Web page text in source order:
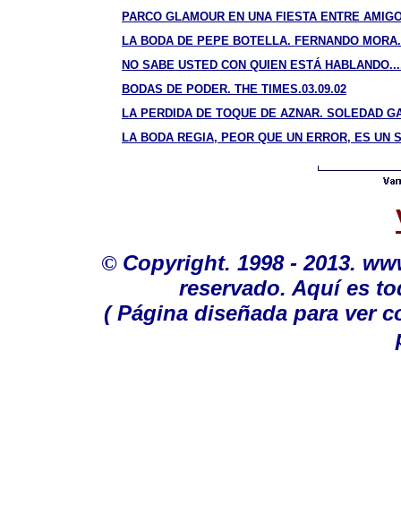
PARCO GLAMOUR EN UNA FIESTA ENTRE
LA BODA DE PEPE BOTELLA. FERNANDO
NO SABE USTED CON QUIEN ESTÁ
BODAS DE PODER. THE TIMES.03.09.02
LA PERDIDA DE TOQUE DE AZNAR. SOLEDAD
LA BODA REGIA, PEOR QUE UN ERROR, ES UN
© Copyright. 1998 - 2013.
reservado. Aquí es
( Página diseñada para ver